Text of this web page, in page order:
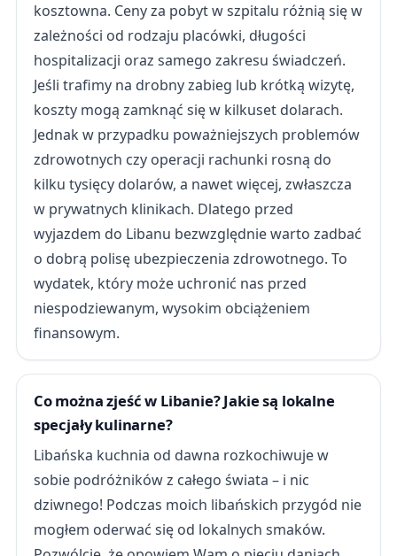
kosztowna. Ceny za pobyt w szpitalu różnią się w
zależności od rodzaju placówki, długości
hospitalizacji oraz samego zakresu świadczeń.
Jeśli trafimy na drobny zabieg lub krótką wizytę,
koszty mogą zamknąć się w kilkuset dolarach.
Jednak w przypadku poważniejszych problemów
zdrowotnych czy operacji rachunki rosną do
kilku tysięcy dolarów, a nawet więcej, zwłaszcza
w prywatnych klinikach. Dlatego przed
wyjazdem do Libanu bezwzględnie warto zadbać
o dobrą polisę ubezpieczenia zdrowotnego. To
wydatek, który może uchronić nas przed
niespodziewanym, wysokim obciążeniem
finansowym.
Co można zjeść w Libanie? Jakie są lokalne
specjały kulinarne?
Libańska kuchnia od dawna rozkochiwuje w
sobie podróżników z całego świata – i nic
dziwnego! Podczas moich libańskich przygód nie
mogłem oderwać się od lokalnych smaków.